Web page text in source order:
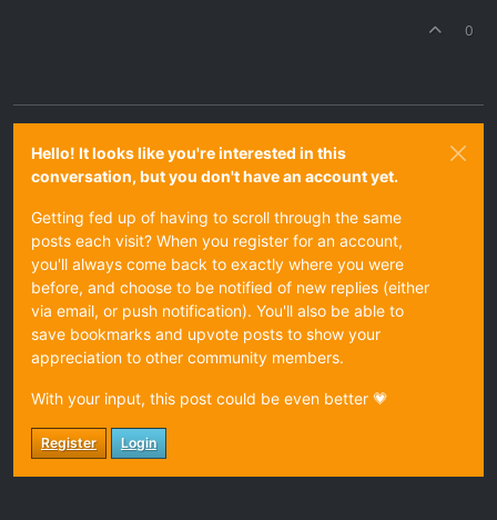
0
Hello! It looks like you're interested in this
conversation, but you don't have an account yet.
Getting fed up of having to scroll through the same
posts each visit? When you register for an account,
you'll always come back to exactly where you were
before, and choose to be notified of new replies (either
via email, or push notification). You'll also be able to
save bookmarks and upvote posts to show your
appreciation to other community members.
With your input, this post could be even better 💗
Register Login